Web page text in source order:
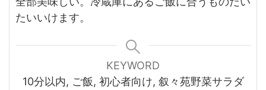
たいいけます。
KEYWORD
10分以内, ご飯, 初心者向け, 叙々苑野菜サラダ